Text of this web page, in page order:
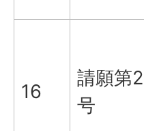
16
請願第2
号